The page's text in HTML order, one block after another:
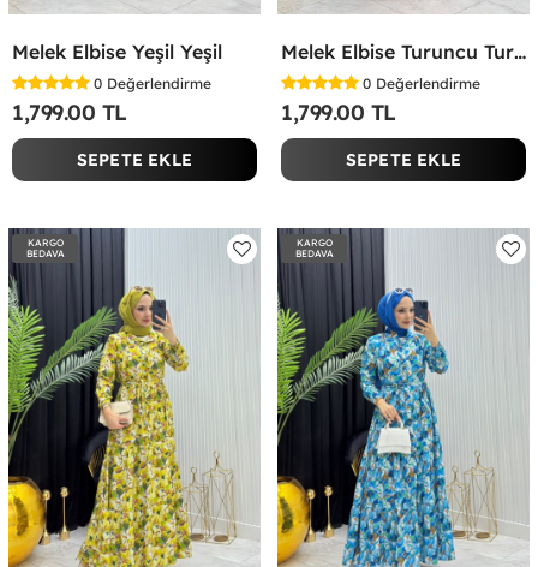
Melek Elbise Yeşil Yeşil
0 Değerlendirme
1,799.00 TL
SEPETE EKLE
Melek Elbise Turuncu Turuncu
0 Değerlendirme
1,799.00 TL
SEPETE EKLE
KARGO
BEDAVA
KARGO
BEDAVA